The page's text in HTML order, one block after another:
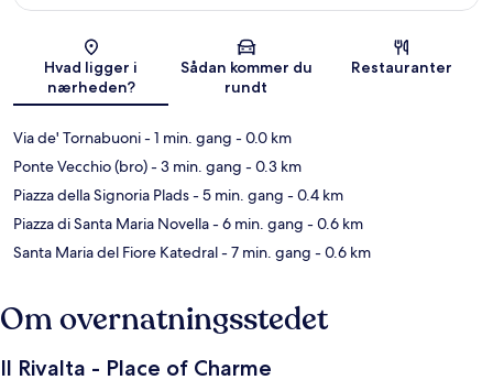
Kort
Hvad ligger i
nærheden?
Sådan kommer du
rundt
Restauranter
Via de' Tornabuoni- 1 min. gang - 0.0 km
Ponte Vecchio (bro)- 3 min. gang - 0.3 km
Piazza della Signoria Plads- 5 min. gang - 0.4 km
Piazza di Santa Maria Novella- 6 min. gang - 0.6 km
Santa Maria del Fiore Katedral- 7 min. gang - 0.6 km
Om overnatningsstedet
Il Rivalta - Place of Charme